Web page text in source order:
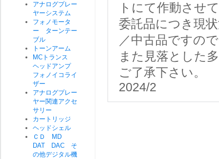
トにて作動させ
委託品につき現
／中古品ですの
また見落とした
ご了承下さい。
2024/2
アナログプレー
ヤーシステム
フォノモータ
ー ターンテー
ブル
トーンアーム
MCトランス
ヘッドアンプ
フォノイコライ
ザー
アナログプレー
ヤー関連アクセ
サリー
カートリッジ
ヘッドシェル
ＣＤ MD
DAT DAC そ
の他デジタル機